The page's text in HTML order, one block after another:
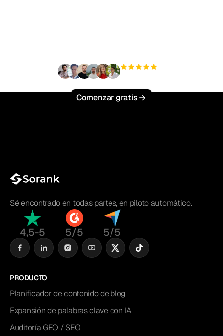
Comenzar gratis
Sé encontrado en todas partes, en piloto automático.
4,5-5 5/5 5/5
PRODUCTO
Planificador de contenido de blog
Expansión de palabras clave con IA
Auditoría GEO / SEO